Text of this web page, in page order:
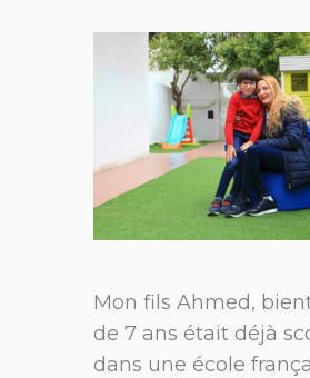
Mon fils Ahmed,
de 7 ans était déjà
dans une école